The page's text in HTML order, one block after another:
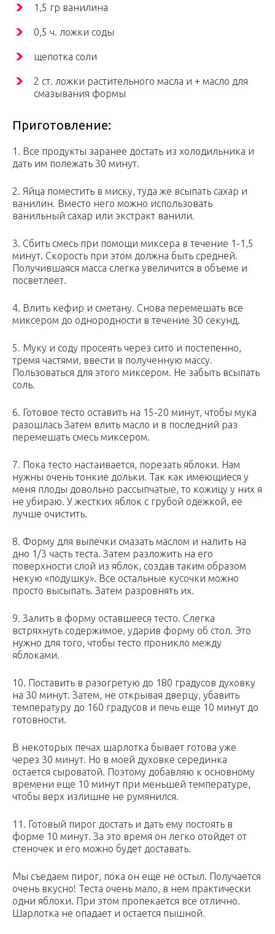
1,5 гр ванилина
0,5 ч. ложки соды
щепотка соли
2 ст. ложки растительного масла и + масло для
смазывания формы
Приготовление:
1. Все продукты заранее достать из холодильника и
дать им полежать 30 минут.
2. Яйца поместить в миску, туда же всыпать сахар и
ванилин. Вместо него можно использовать
ванильный сахар или экстракт ванили.
3. Сбить смесь при помощи миксера в течение 1-1,5
минут. Скорость при этом должна быть средней.
Получившаяся масса слегка увеличится в объеме и
посветлеет.
4. Влить кефир и сметану. Снова перемешать все
миксером до однородности в течение 30 секунд.
5. Муку и соду просеять через сито и постепенно,
тремя частями, ввести в полученную массу.
Пользоваться для этого миксером. Не забыть всыпать
соль.
6. Готовое тесто оставить на 15-20 минут, чтобы мука
разошлась Затем влить масло и в последний раз
перемешать смесь миксером.
7. Пока тесто настаивается, порезать яблоки. Нам
нужны очень тонкие дольки. Так как имеющиеся у
меня плоды довольно рассыпчатые, то кожицу у них я
не убираю. У жестких яблок с грубой одежкой, ее
лучше очистить.
8. Форму для выпечки смазать маслом и налить на
дно 1/3 часть теста. Затем разложить на его
поверхности слой из яблок, создав таким образом
некую «подушку». Все остальные кусочки можно
просто высыпать. Затем разровнять их.
9. Залить в форму оставшееся тесто. Слегка
встряхнуть содержимое, ударив форму об стол. Это
нужно для того, чтобы тесто проникло между
яблоками.
10. Поставить в разогретую до 180 градусов духовку
на 30 минут. Затем, не открывая дверцу, убавить
температуру до 160 градусов и печь еще 10 минут до
готовности.
В некоторых печах шарлотка бывает готова уже
через 30 минут. Но в моей духовке серединка
остается сыроватой. Поэтому добавляю к основному
времени еще 10 минут при меньшей температуре,
чтобы верх излишне не румянился.
11. Готовый пирог достать и дать ему постоять в
форме 10 минут. За это время он легко отойдет от
стеночек и его можно будет доставать.
Мы съедаем пирог, пока он еще не остыл. Получается
очень вкусно! Теста очень мало, в нем практически
одни яблоки. При этом пропекается все отлично.
Шарлотка не опадает и остается пышной.